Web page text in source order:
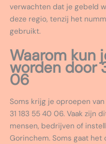
verwachten dat je gebeld
deze regio, tenzij het
gebruikt.
Waarom kun
worden door
06
Soms krijg je oproepen
31 183 55 40 06. Vaak zijn
mensen, bedrijven of
Gorinchem. Soms gaat